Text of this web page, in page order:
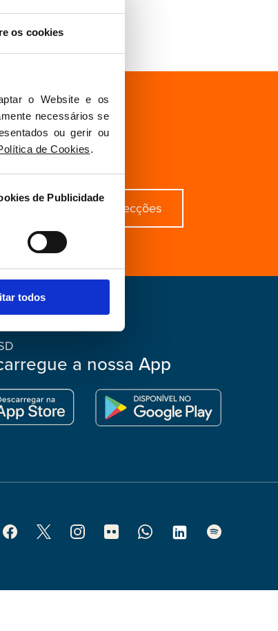
os cookies
o Website e os
necessários se
ou gerir ou
de Cookies.
de Publicidade
todos
Distritais e Secções
a nossa App